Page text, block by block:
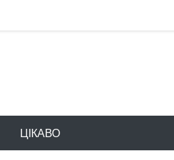
ЦІКАВО